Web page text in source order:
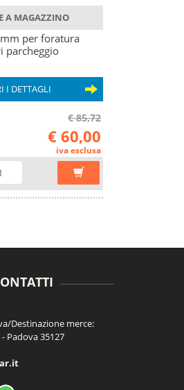
A MAGAZZINO
per foratura
parcheggio
I DETTAGLI
€ 85,72
€ 60,00
iva esclusa
Destinazione merce:
Padova 35127